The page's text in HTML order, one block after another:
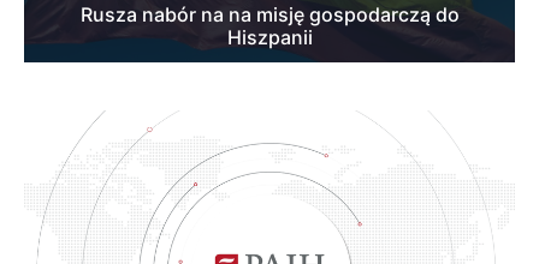
Rusza nabór na na misję gospodarczą do
Hiszpanii